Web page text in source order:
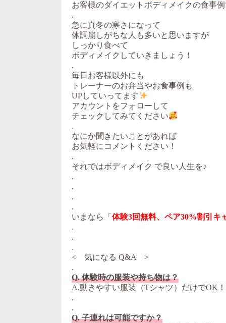
お客様のダイエットボディメイクの食事
.
急に真冬の寒さになって
体調崩しがちな人も多いと思いますが
しっかり食べて
ボディメイクしていきましょう！
.
毎日お客様以外にも
トレーナーのお弁当やお食事例も
UPしていってます
アカウントをフォローして
チェックしてみてください
.
なにか聞きたいことがあれば
お気軽にコメントください！
.
それではボディメイク で良い人生を♪
.
.
.
.
いまなら「 体験3回無料、ペア30%割引キ
.
.
.
< 気になる Q&A >
.
Q. 体験時の服装や持ち物は？
A.動きやすい服装（Tシャツ）だけでOK
.
.
Q. 子連れは可能ですか？